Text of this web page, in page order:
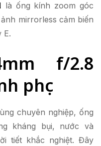
là ống kính zoom góc
mirrorless cảm biến
E.
f/2.8
phục
chuyên nghiệp, ống
kháng bụi, nước và
tiết khắc nghiệt. Đây